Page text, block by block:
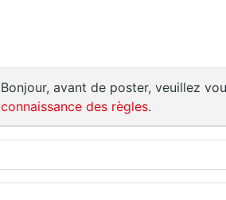
Bonjour, avant de poster, veuillez
connaissance des règles.